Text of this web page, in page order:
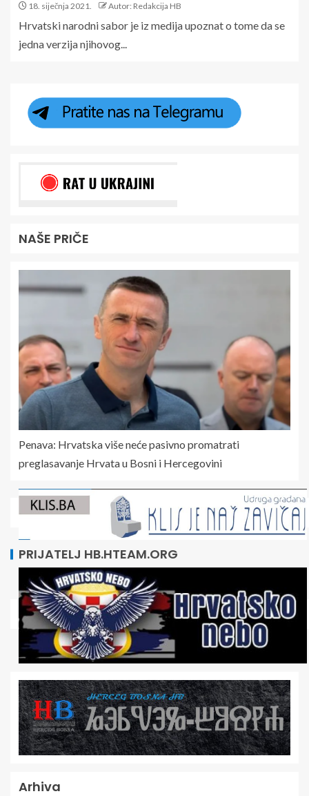
18. siječnja 2021. Autor: Redakcija HB
Hrvatski narodni sabor je iz medija upoznat o tome da se
jedna verzija njihovog...
NAŠE PRIČE
Penava: Hrvatska više neće pasivno promatrati
preglasavanje Hrvata u Bosni i Hercegovini
PRIJATELJ HB.HTEAM.ORG
Arhiva